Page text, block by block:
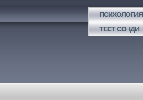
ПСИХОЛОГИЯ
ТЕСТ СОНДИ